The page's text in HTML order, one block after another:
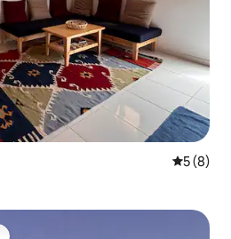
5 de
5 (8)